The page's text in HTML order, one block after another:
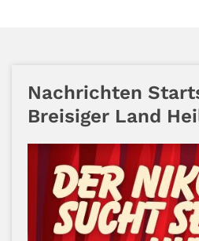
Nachrichten
Breisiger Land